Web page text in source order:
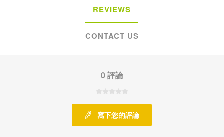
REVIEWS
CONTACT US
0 評論
寫下您的評論